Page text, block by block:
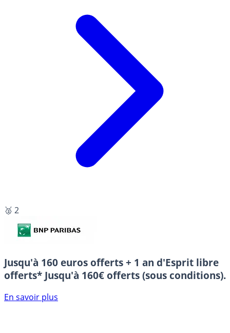
🥈 2
Jusqu'à 160 euros offerts + 1 an d'Esprit libre
offerts* Jusqu'à 160€ offerts (sous conditions).
En savoir plus